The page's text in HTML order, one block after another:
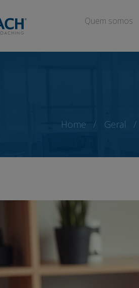
Quem somos
Home Geral